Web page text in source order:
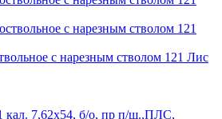
с нарезным стволом 121 Лис